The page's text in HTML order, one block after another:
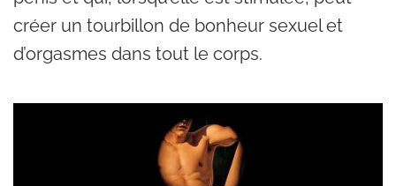
créer un tourbillon de bonheur sexuel et
d’orgasmes dans tout le corps.